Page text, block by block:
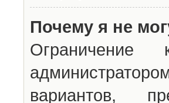
Почему я не
Ограничение
вариантов,